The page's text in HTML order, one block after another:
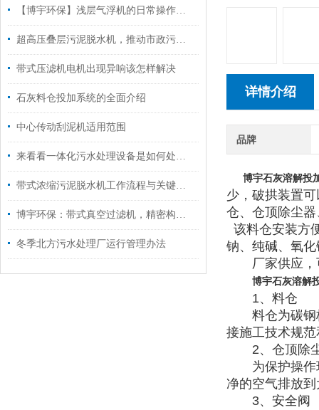
【博宇环保】浅层气浮机的日常操作流程
超高压叠层污泥脱水机，推动市政污泥无害化资源化进程
带式压滤机电机出现异响该怎样解决
石灰料仓投加系统的全面介绍
中心传动刮泥机适用范围
来看看一体化污水处理设备是如何处理污泥的
带式浓缩污泥脱水机工作流程与关键部件作用解析
博宇环保：带式真空过滤机，精密构造实现高效运作！
冬季北方污水处理厂运行管理办法
详情介绍
品牌
博宇石灰溶解投
少，破拱装置
仓、仓顶除尘
该料仓安装方
钠、纯碱、氧
厂家供应，
博宇石灰溶解
1、料仓
料仓为碳钢板
接施工技术规
2、仓顶除
为保护操作环
净的空气排放
3、安全阀